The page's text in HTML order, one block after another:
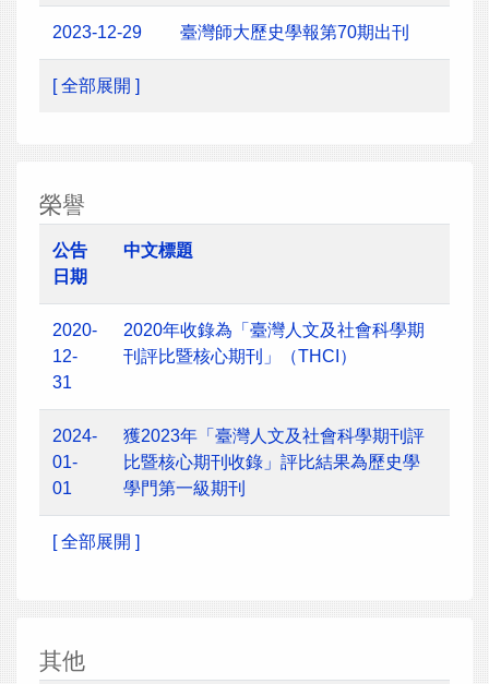
2023-12-29 臺灣師大歷史學報第70期出刊
[ 全部展開 ]
榮譽
公告
日期
中文標題
2020-
12-
31
2020年收錄為「臺灣人文及社會科學期
刊評比暨核心期刊」（THCI）
2024-
01-
01
獲2023年「臺灣人文及社會科學期刊評
比暨核心期刊收錄」評比結果為歷史學
學門第一級期刊
[ 全部展開 ]
其他